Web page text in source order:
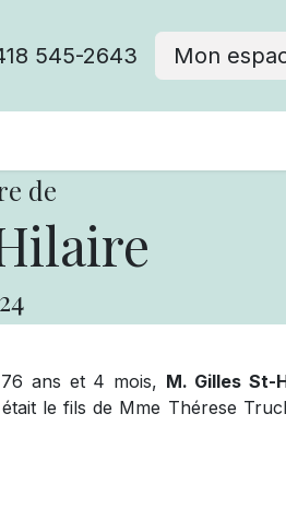
545-2643 Mon
de
ans et 4 mois, M. Gilles St-
le fils de Mme Thérese